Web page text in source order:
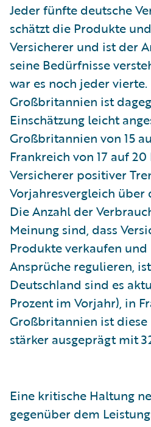
Jeder fünfte deutsche
schätzt die Produkte
Versicherer und ist der
seine Bedürfnisse
war es noch jeder
Großbritannien ist
Einschätzung leicht
Großbritannien von 15
Frankreich von 17 auf
Versicherer positiver
Vorjahresvergleich über
Die Anzahl der
Meinung sind, dass
Produkte verkaufen
Ansprüche regulieren,
Deutschland sind es
Prozent im Vorjahr), in
Großbritannien ist
stärker ausgeprägt mit
Eine kritische Haltung
gegenüber dem